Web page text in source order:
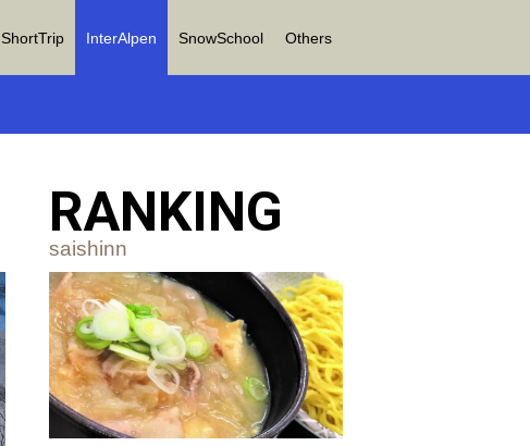
ShortTrip InterAlpen SnowSchool Others
RANKING
saishinn